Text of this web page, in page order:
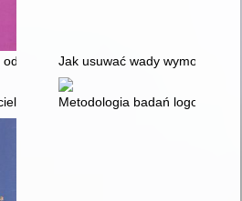
podręcznik akademicki
Jak usuwać wady wymowy :
: wybrane zagadnienia
Metodologia badań